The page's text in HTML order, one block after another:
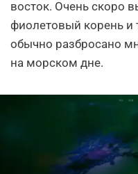
восток. Очень скоро
фиолетовый корень и
обычно разбросано
на морском дне.